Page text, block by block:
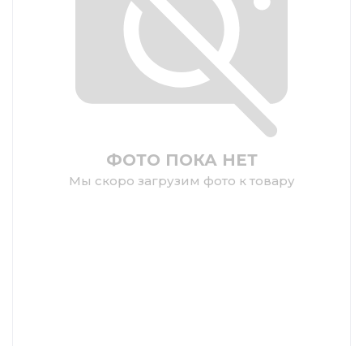
ФОТО ПОКА НЕТ
Мы скоро загрузим фото к товару